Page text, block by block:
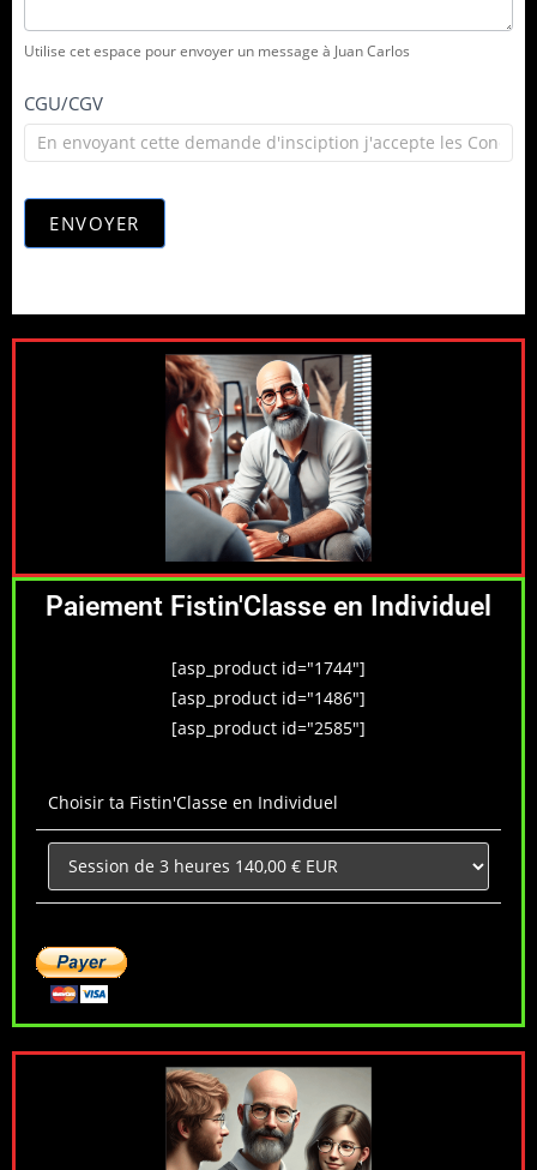
Utilise cet espace pour envoyer un message à Juan Carlos
CGU/CGV
ENVOYER
Paiement Fistin'Classe en Individuel
[asp_product id="1744"]
[asp_product id="1486"]
[asp_product id="2585"]
Choisir ta Fistin'Classe en Individuel